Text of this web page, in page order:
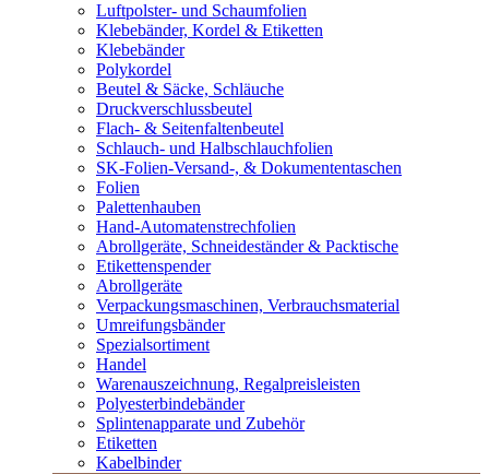
Luftpolster- und Schaumfolien
Klebebänder, Kordel & Etiketten
Klebebänder
Polykordel
Beutel & Säcke, Schläuche
Druckverschlussbeutel
Flach- & Seitenfaltenbeutel
Schlauch- und Halbschlauchfolien
SK-Folien-Versand-, & Dokumententaschen
Folien
Palettenhauben
Hand-Automatenstrechfolien
Abrollgeräte, Schneideständer & Packtische
Etikettenspender
Abrollgeräte
Verpackungsmaschinen, Verbrauchsmaterial
Umreifungsbänder
Spezialsortiment
Handel
Warenauszeichnung, Regalpreisleisten
Polyesterbindebänder
Splintenapparate und Zubehör
Etiketten
Kabelbinder